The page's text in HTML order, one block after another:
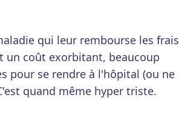
qui leur rembourse les frais
un coût exorbitant, beaucoup
pour se rendre à l'hôpital (ou ne
quand même hyper triste.